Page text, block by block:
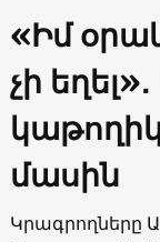
«Իմ
չի եղել»․
մասին
Կրագրողները